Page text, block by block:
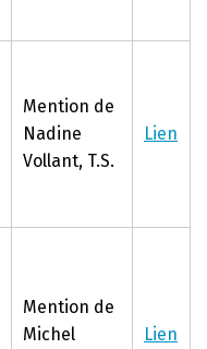
Mention de
Nadine
Vollant, T.S.
Lien
Mention de
Michel
Lien